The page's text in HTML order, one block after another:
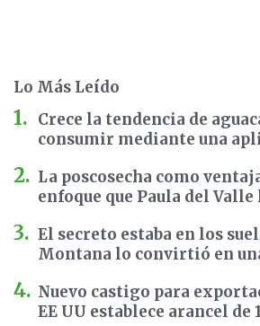
Lo Más Leído
Crece la tendencia de
consumir mediante una
La poscosecha como
enfoque que Paula del Valle
El secreto estaba en los
Montana lo convirtió en
Nuevo castigo para
EE UU establece arancel de